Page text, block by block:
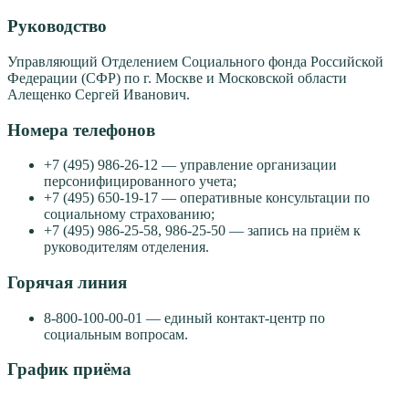
Руководство
Управляющий Отделением Социального фонда Российской
Федерации (СФР) по г. Москве и Московской области
Алещенко Сергей Иванович.
Номера телефонов
+7 (495) 986-26-12 — управление организации
персонифицированного учета;
+7 (495) 650-19-17 — оперативные консультации по
социальному страхованию;
+7 (495) 986-25-58, 986-25-50 — запись на приём к
руководителям отделения.
Горячая линия
8-800-100-00-01 — единый контакт-центр по
социальным вопросам.
График приёма